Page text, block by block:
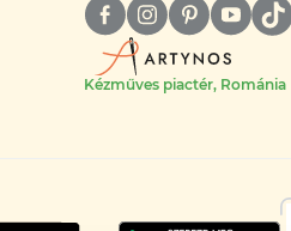
Kézműves piactér, Románia